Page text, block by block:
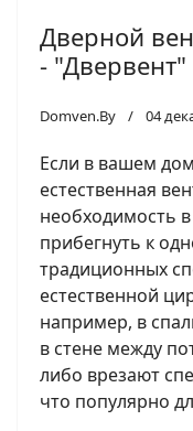
Дверной
- "Двервент"
Domven.By 04
Если в вашем
естественная
необходимость
прибегнуть к
традиционных
естественной
например, в
в стене между
либо врезают
что популярно